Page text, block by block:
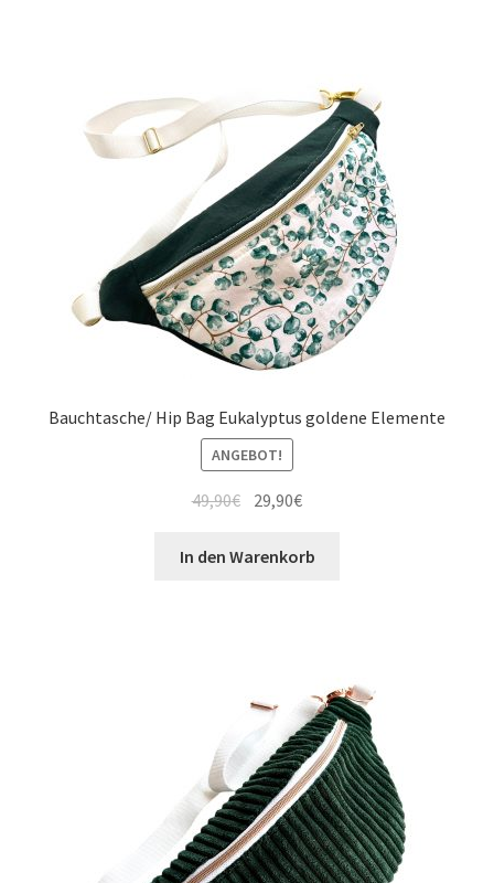
Bauchtasche/ Hip Bag Eukalyptus goldene Elemente
ANGEBOT!
49,90€ 29,90€
In den Warenkorb